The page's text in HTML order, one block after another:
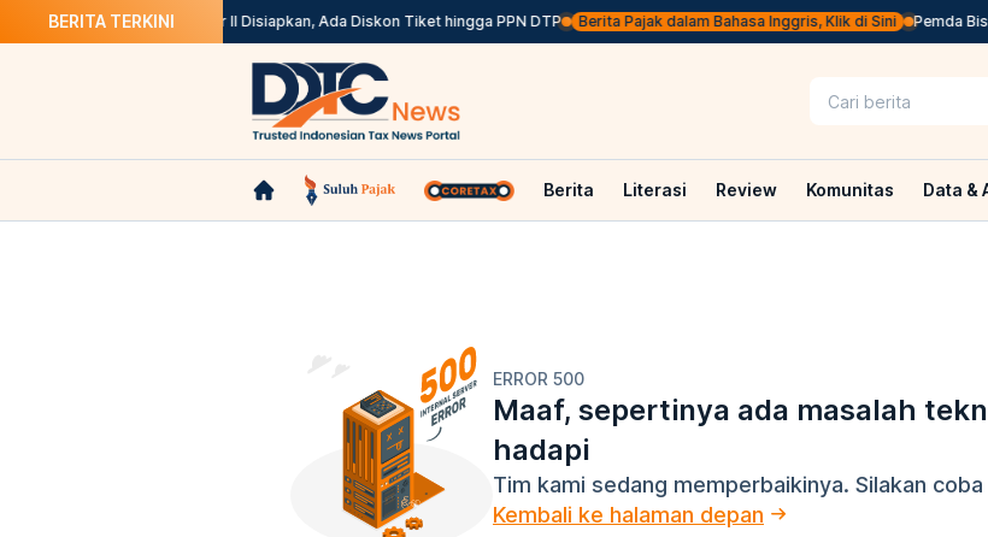
BERITA TERKINI
Agustus Stimulus Semester II Disiapkan, Ada Diskon Tiket hingga PPN DTP Berita Pajak dalam Bahasa Inggris, Klik di Sini Pemda Bisa
Berita Literasi Review Komunitas Data &
ERROR 500
Maaf, sepertinya ada masalah
hadapi
Tim kami sedang memperbaikinya. Silakan coba
Kembali ke halaman depan